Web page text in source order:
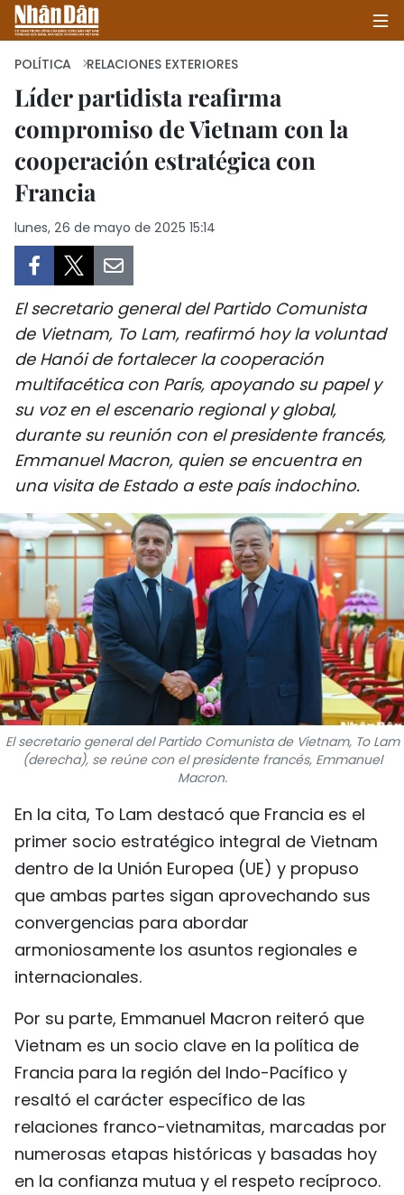
INICIO
POLÍTICA
SALUD - MEDIO AMBIENTE
CULTURA - ENTRETENIMIENTO
INTERNACIONAL
DEPORTES
VIAJES
PUENTE DE AMISTAD
HISTORIAS MULTIMEDIA
FOTOGRAFÍA
¿QUIÉNES SOMOS?
TIẾNG VIỆT
ENGLISH
FRANÇAIS
РУССКИЙ
POLÍTICA RELACIONES EXTERIORES
Líder partidista reafirma
compromiso de Vietnam con la
cooperación estratégica con
Francia
lunes, 26 de mayo de 2025 15:14
El secretario general del Partido Comunista
de Vietnam, To Lam, reafirmó hoy la voluntad
de Hanói de fortalecer la cooperación
multifacética con París, apoyando su papel y
su voz en el escenario regional y global,
durante su reunión con el presidente francés,
Emmanuel Macron, quien se encuentra en
una visita de Estado a este país indochino.
El secretario general del Partido Comunista de Vietnam, To Lam
(derecha), se reúne con el presidente francés, Emmanuel
Macron.
En la cita, To Lam destacó que Francia es el
primer socio estratégico integral de Vietnam
dentro de la Unión Europea (UE) y propuso
que ambas partes sigan aprovechando sus
convergencias para abordar
armoniosamente los asuntos regionales e
internacionales.
Por su parte, Emmanuel Macron reiteró que
Vietnam es un socio clave en la política de
Francia para la región del Indo-Pacífico y
resaltó el carácter específico de las
relaciones franco-vietnamitas, marcadas por
numerosas etapas históricas y basadas hoy
en la confianza mutua y el respeto recíproco.